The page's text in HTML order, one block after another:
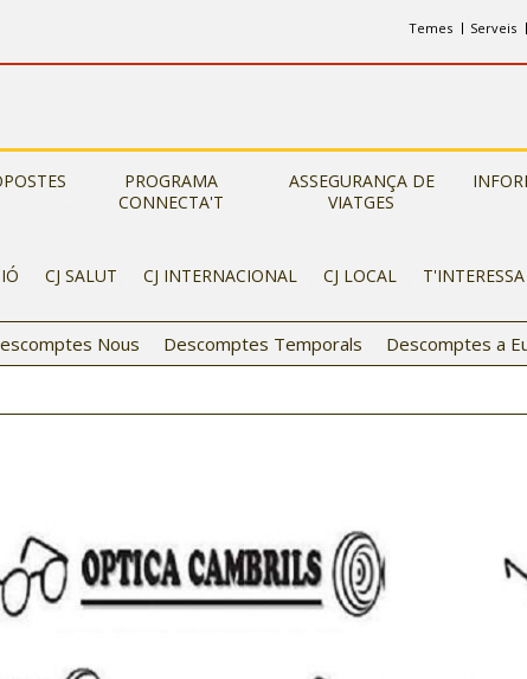
Temes Serveis
PROGRAMA
CONNECTA'T
ASSEGURANÇA DE
VIATGES
CJ SALUT CJ INTERNACIONAL CJ LOCAL
Nous Descomptes Temporals Descomptes a